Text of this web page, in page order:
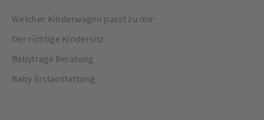
Welcher Kinderwagen passt zu mir
Der richtige Kindersitz
Babytrage Beratung
Baby Erstaustattung